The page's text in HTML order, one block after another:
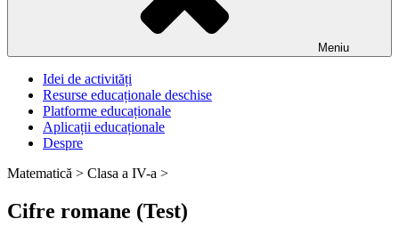
Meniu
Idei de activități
Resurse educaționale deschise
Platforme educaționale
Aplicații educaționale
Despre
Matematică > Clasa a IV-a >
Cifre romane (Test)